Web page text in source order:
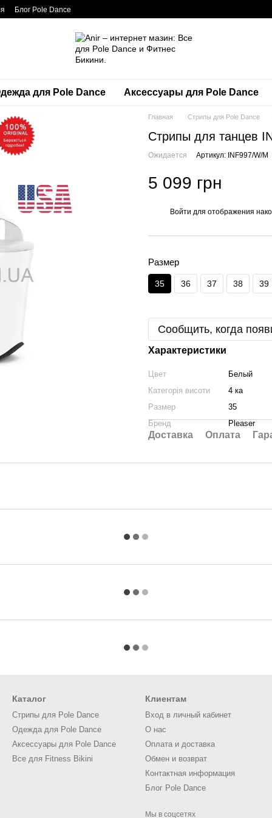
Блог Pole Dance
для Pole Dance Аксессуары для Pole Dance
Главная Стрипы для Pole Dance
Стрипы для танцев
Ожидается Артикул: INF997/W/M
5 099 грн
Войти для отображения
Размер
35 36 37 38 39
Сообщить, когда
Характеристики
Цвет
Белый
Категорія висоти
4 ка
Размер
35
Бренд
Pleaser
Доставка Оплата
Каталог
Стрипы для Pole Dance
Одежда для Pole Dance
Аксессуары для Pole Dance
Все для Fitness Bikini
Клиентам
Вход в личный кабинет
О нас
Оплата и доставка
Обмен и возврат
Контактная информация
Блог Pole Dance
Мы в соцсетях